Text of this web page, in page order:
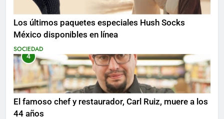
Los últimos paquetes especiales Hush Socks
México disponibles en línea
SOCIEDAD
4
El famoso chef y restaurador, Carl Ruiz, muere a los
44 años